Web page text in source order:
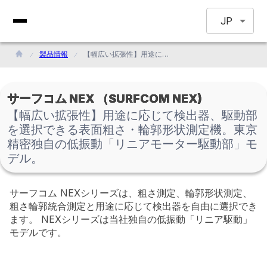
JP
製品情報 【幅広い拡張性】用途に応じて検出器、駆動部を選択できる表面粗さ・輪郭形状測定機。東京精密独自の低振動「リニアモーター駆動部」モデル。
サーフコム NEX （SURFCOM NEX)
【幅広い拡張性】用途に応じて検出器、駆動部
を選択できる表面粗さ・輪郭形状測定機。東京
精密独自の低振動「リニアモーター駆動部」モ
デル。
サーフコム NEXシリーズは、粗さ測定、輪郭形状測定、
粗さ輪郭統合測定と用途に応じて検出器を自由に選択でき
ます。 NEXシリーズは当社独自の低振動「リニア駆動」
モデルです。